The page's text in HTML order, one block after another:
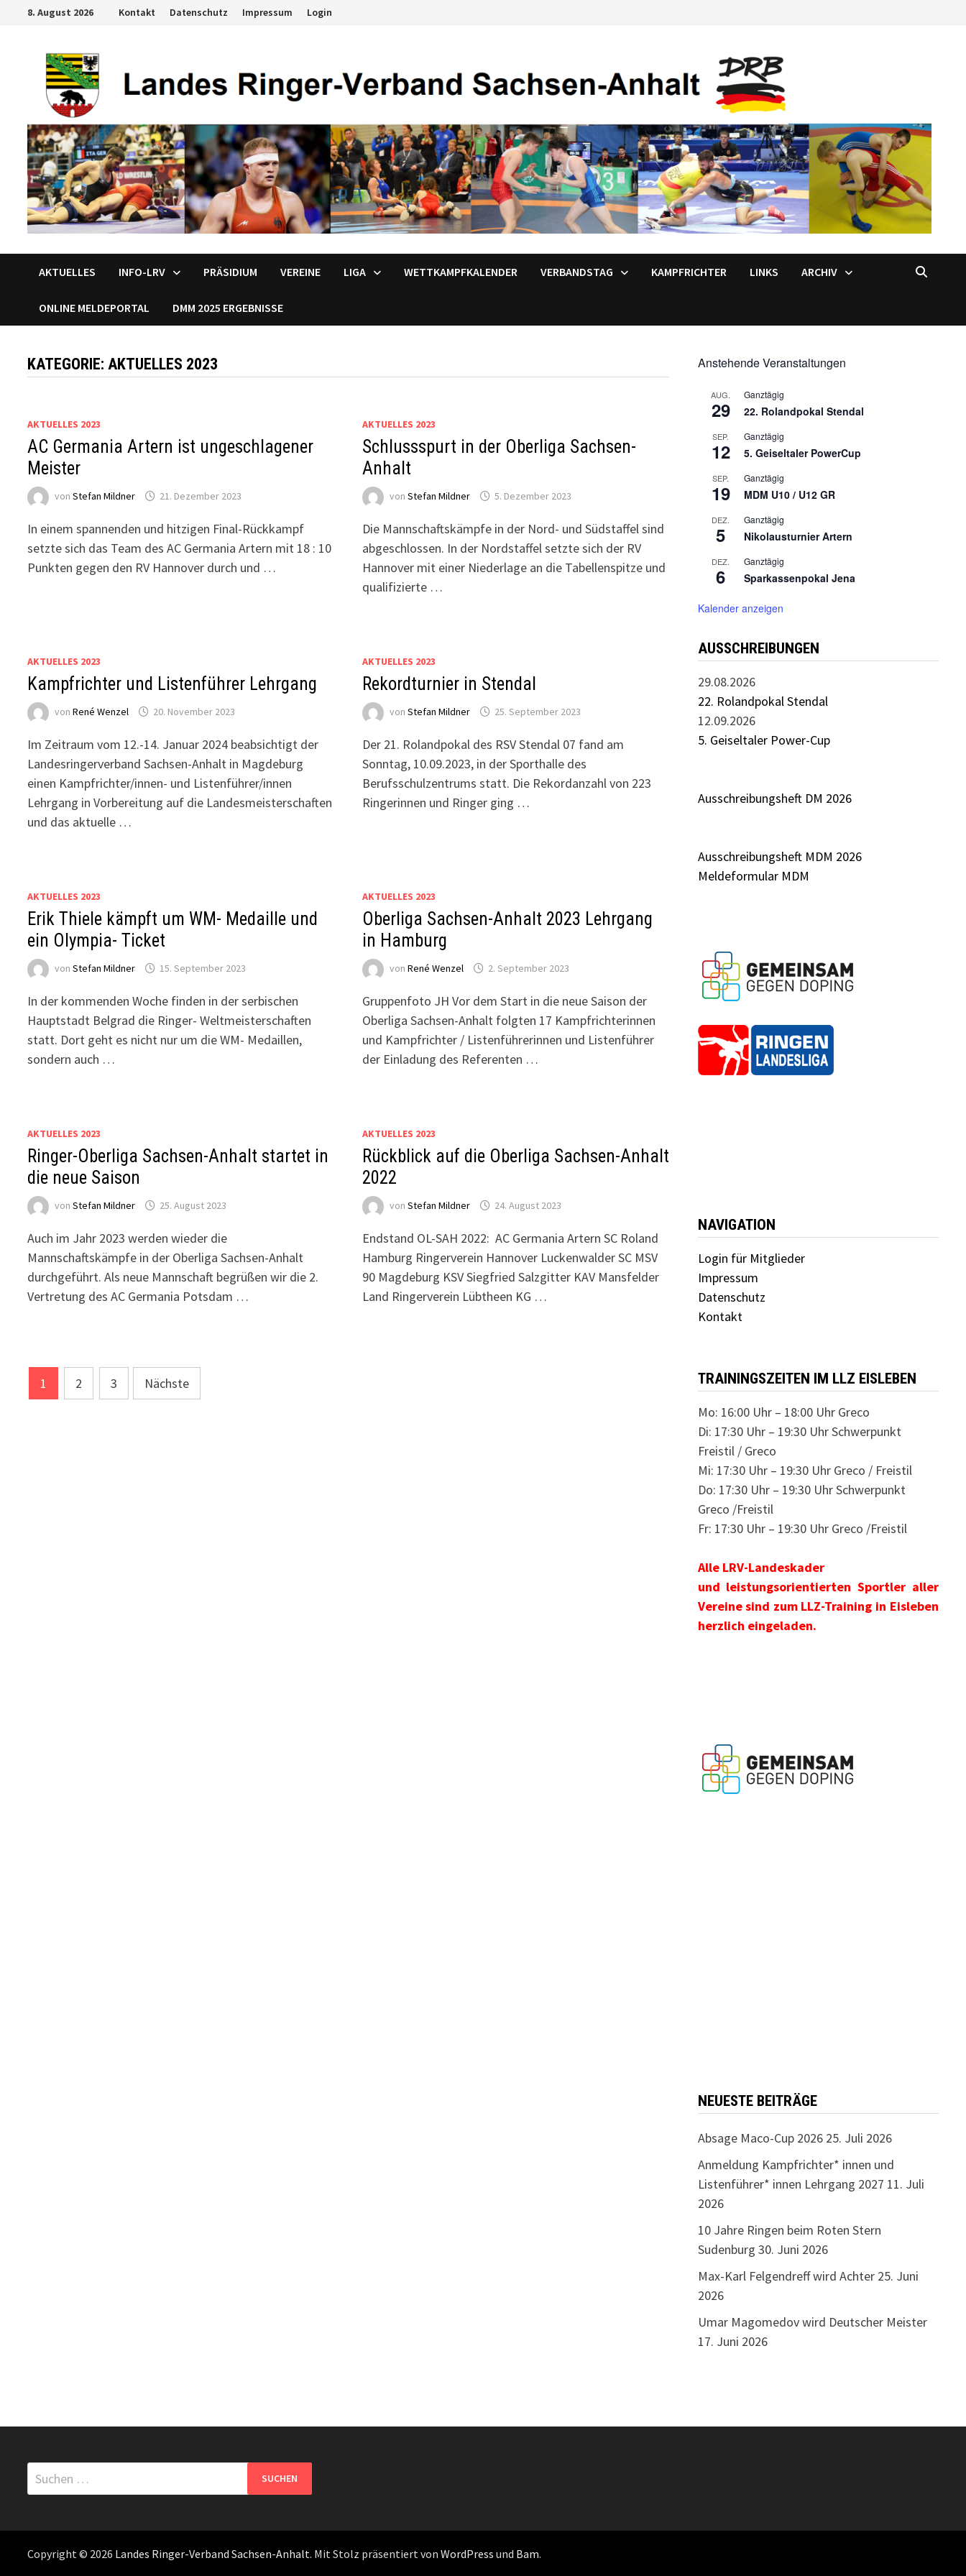
8. August 2026 Kontakt Datenschutz Impressum Login
AKTUELLES INFO-LRV PRÄSIDIUM VEREINE LIGA WETTKAMPFKALENDER VERBANDSTAG KAMPFRICHTER LINKS ARCHIV
ONLINE MELDEPORTAL DMM 2025 ERGEBNISSE
KATEGORIE: AKTUELLES 2023
AKTUELLES 2023
AC Germania Artern ist ungeschlagener
Meister
vonStefan Mildner 21. Dezember 2023
In einem spannenden und hitzigen Final-Rückkampf
setzte sich das Team des AC Germania Artern mit 18 : 10
Punkten gegen den RV Hannover durch und …
AKTUELLES 2023
Schlussspurt in der Oberliga Sachsen-
Anhalt
von Stefan Mildner 5. Dezember 2023
Die Mannschaftskämpfe in der Nord- und Südstaffel sind
abgeschlossen. In der Nordstaffel setzte sich der RV
Hannover mit einer Niederlage an die Tabellenspitze und
qualifizierte …
AKTUELLES 2023
Kampfrichter und Listenführer Lehrgang
vonRené Wenzel 20. November 2023
Im Zeitraum vom 12.-14. Januar 2024 beabsichtigt der
Landesringerverband Sachsen-Anhalt in Magdeburg
einen Kampfrichter/innen- und Listenführer/innen
Lehrgang in Vorbereitung auf die Landesmeisterschaften
und das aktuelle …
AKTUELLES 2023
Rekordturnier in Stendal
von Stefan Mildner 25. September 2023
Der 21. Rolandpokal des RSV Stendal 07 fand am
Sonntag, 10.09.2023, in der Sporthalle des
Berufsschulzentrums statt. Die Rekordanzahl von 223
Ringerinnen und Ringer ging …
AKTUELLES 2023
Erik Thiele kämpft um WM- Medaille und
ein Olympia- Ticket
vonStefan Mildner 15. September 2023
In der kommenden Woche finden in der serbischen
Hauptstadt Belgrad die Ringer- Weltmeisterschaften
statt. Dort geht es nicht nur um die WM- Medaillen,
sondern auch …
AKTUELLES 2023
Oberliga Sachsen-Anhalt 2023 Lehrgang
in Hamburg
von René Wenzel 2. September 2023
Gruppenfoto JH Vor dem Start in die neue Saison der
Oberliga Sachsen-Anhalt folgten 17 Kampfrichterinnen
und Kampfrichter / Listenführerinnen und Listenführer
der Einladung des Referenten …
AKTUELLES 2023
Ringer-Oberliga Sachsen-Anhalt startet in
die neue Saison
vonStefan Mildner 25. August 2023
Auch im Jahr 2023 werden wieder die
Mannschaftskämpfe in der Oberliga Sachsen-Anhalt
durchgeführt. Als neue Mannschaft begrüßen wir die 2.
Vertretung des AC Germania Potsdam …
AKTUELLES 2023
Rückblick auf die Oberliga Sachsen-Anhalt
2022
von Stefan Mildner 24. August 2023
Endstand OL-SAH 2022: AC Germania Artern SC Roland
Hamburg Ringerverein Hannover Luckenwalder SC MSV
90 Magdeburg KSV Siegfried Salzgitter KAV Mansfelder
Land Ringerverein Lübtheen KG …
Seitennummerierung
der
1 2 3 Nächste
Anstehende Veranstaltungen
AUG.
29
Ganztägig
22. Rolandpokal Stendal
SEP.
12
Ganztägig
5. Geiseltaler PowerCup
SEP.
19
Ganztägig
MDM U10 / U12 GR
DEZ.
5
Ganztägig
Nikolausturnier Artern
DEZ.
6
Ganztägig
Sparkassenpokal Jena
Kalender anzeigen
AUSSCHREIBUNGEN
29.08.2026
22. Rolandpokal Stendal
12.09.2026
5. Geiseltaler Power-Cup
Ausschreibungsheft DM 2026
Ausschreibungsheft MDM 2026
Meldeformular MDM
NAVIGATION
Login für Mitglieder
Impressum
Datenschutz
Kontakt
TRAININGSZEITEN IM LLZ EISLEBEN
Mo: 16:00 Uhr – 18:00 Uhr Greco
Di: 17:30 Uhr – 19:30 Uhr Schwerpunkt
Freistil / Greco
Mi: 17:30 Uhr – 19:30 Uhr Greco / Freistil
Do: 17:30 Uhr – 19:30 Uhr Schwerpunkt
Greco /Freistil
Fr: 17:30 Uhr – 19:30 Uhr Greco /Freistil
Alle LRV-Landeskader
und leistungsorientierten Sportler aller
Vereine sind zum LLZ-Training in Eisleben
herzlich eingeladen.
NEUESTE BEITRÄGE
Absage Maco-Cup 2026 25. Juli 2026
Anmeldung Kampfrichter* innen und
Listenführer* innen Lehrgang 2027 11. Juli
2026
10 Jahre Ringen beim Roten Stern
Sudenburg 30. Juni 2026
Max-Karl Felgendreff wird Achter 25. Juni
2026
Umar Magomedov wird Deutscher Meister
17. Juni 2026
Suchen
nach:
Copyright © 2026 Landes Ringer-Verband Sachsen-Anhalt. Mit Stolz präsentiert vonWordPress und Bam.